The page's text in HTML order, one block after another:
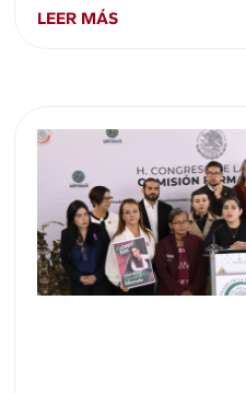
LEER MÁS